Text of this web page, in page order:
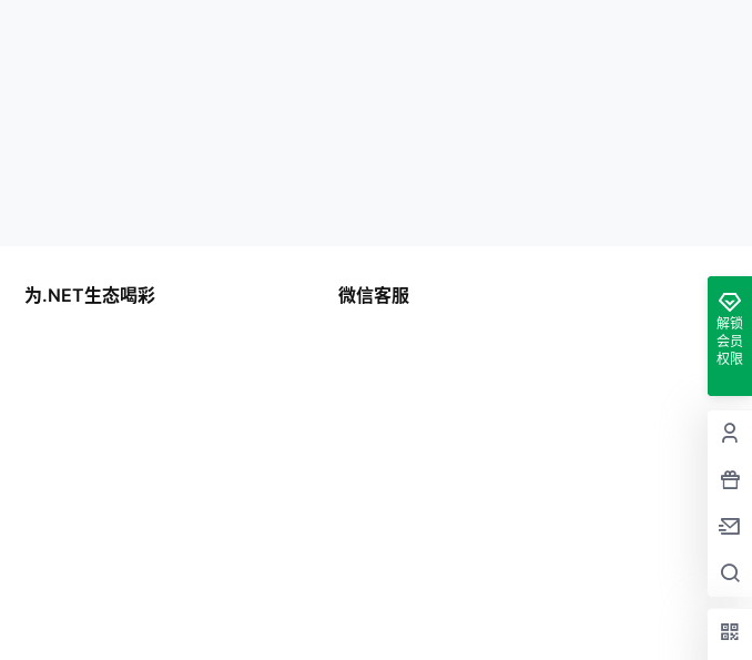
解锁
会员
权限
为.NET生态喝彩 微信客服